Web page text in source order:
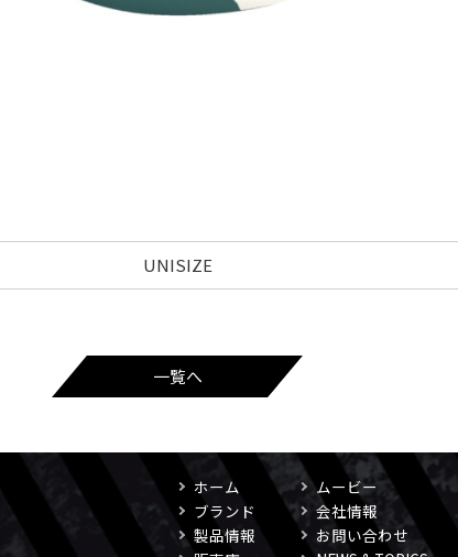
UNISIZE
一覧へ
ホーム
ブランド
製品情報
ムービー
会社情報
お問い合わせ